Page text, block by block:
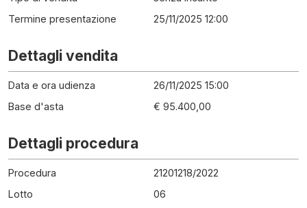
Termine presentazione
25/11/2025 12:00
Dettagli vendita
Data e ora udienza
26/11/2025 15:00
Base d'asta
€ 95.400,00
Dettagli procedura
Procedura 21201218/2022
Lotto
06